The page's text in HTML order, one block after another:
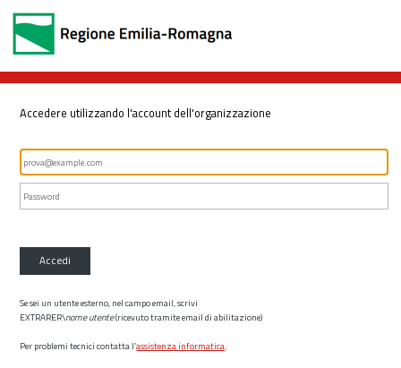
Accedere utilizzando l'account dell'organizzazione
Accedi
Se sei un utente esterno, nel campo email, scrivi
EXTRARER\nome utente(ricevuto tramite email di abilitazione)
Per problemi tecnici contatta l’assistenza informatica.